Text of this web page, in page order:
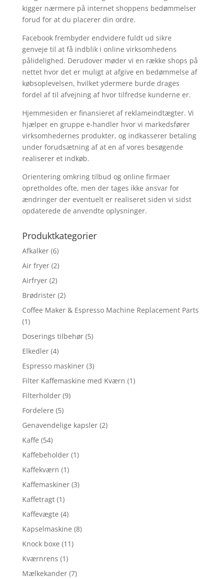
kigger nærmere på internet shoppens bedømmelser
forud for at du placerer din ordre.
Facebook frembyder endvidere fuldt ud sikre
genveje til at få indblik i online virksomhedens
pålidelighed. Derudover møder vi en række shops på
nettet hvor det er muligt at afgive en bedømmelse af
købsoplevelsen, hvilket ydermere burde drages
fordel af til afvejning af hvor tilfredse kunderne er.
Hjemmesiden er finansieret af reklameindtægter. Vi
hjælper en gruppe e-handler hvor vi markedsfører
virksomhedernes produkter, og indkasserer betaling
under forudsætning af at en af vores besøgende
realiserer et indkøb.
Orientering omkring tilbud og online firmaer
opretholdes ofte, men der tages ikke ansvar for
ændringer der eventuelt er realiseret siden vi sidst
opdaterede de anvendte oplysninger.
Produktkategorier
Afkalker (6)
Air fryer (2)
Airfryer (2)
Brødrister (2)
Coffee Maker & Espresso Machine Replacement Parts
(1)
Doserings tilbehør (5)
Elkedler (4)
Espresso maskiner (3)
Filter Kaffemaskine med Kværn (1)
Filterholder (9)
Fordelere (5)
Genavendelige kapsler (2)
Kaffe (54)
Kaffebeholder (1)
Kaffekværn (1)
Kaffemaskiner (3)
Kaffetragt (1)
Kaffevægte (4)
Kapselmaskine (8)
Knock boxe (11)
Kværnrens (1)
Mælkekander (7)